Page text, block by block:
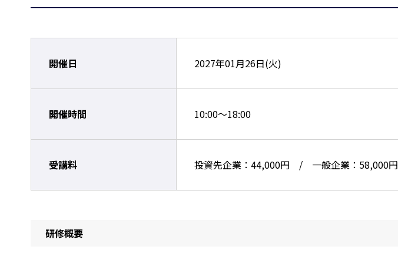
開催日 2027年01月26日(火)
開催時間 10:00～18:00
受講料 投資先企業：44,000円 / 一般企業：58,000円
研修概要